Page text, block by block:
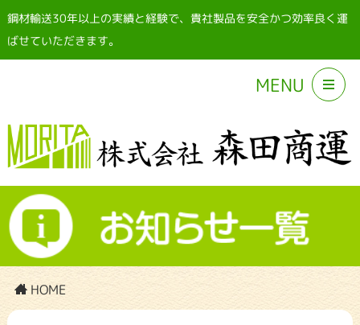
鋼材輸送30年以上の実績と経験で、貴社製品を安全かつ効率良く運
ばせていただきます。
MENU
HOME